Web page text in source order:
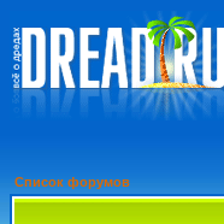
Список форумов